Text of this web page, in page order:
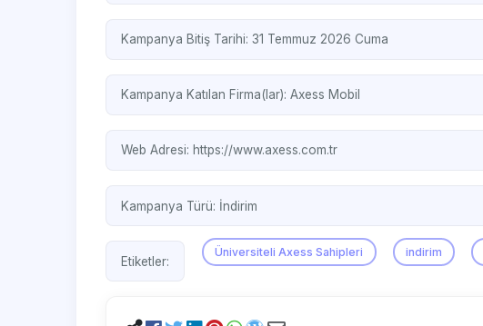
Kampanya Bitiş Tarihi: 31 Temmuz 2026 Cuma
Kampanya Katılan Firma(lar): Axess Mobil
Web Adresi: https://www.axess.com.tr
Kampanya Türü: İndirim
Etiketler:
Üniversiteli Axess Sahipleri indirim